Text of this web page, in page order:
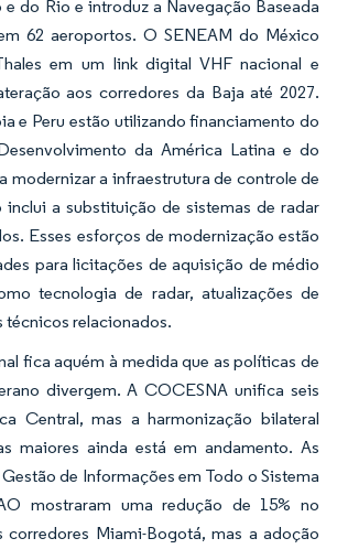
e do Rio e introduz a Navegação Baseada
62 aeroportos. O SENEAM do México
em um link digital VHF nacional e
aos corredores da Baja até 2027.
e Peru estão utilizando financiamento do
da América Latina e do
modernizar a infraestrutura de controle de
inclui a substituição de sistemas de radar
Esses esforços de modernização estão
para licitações de aquisição de médio
tecnologia de radar, atualizações de
técnicos relacionados.
fica aquém à medida que as políticas de
divergem. A COCESNA unifica seis
Central, mas a harmonização bilateral
maiores ainda está em andamento. As
de Informações em Todo o Sistema
mostraram uma redução de 15% no
Miami-Bogotá, mas a adoção